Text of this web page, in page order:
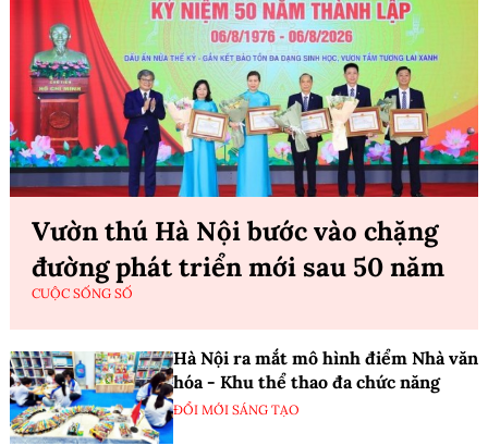
Vườn thú Hà Nội bước vào chặng
đường phát triển mới sau 50 năm
CUỘC SỐNG SỐ
Hà Nội ra mắt mô hình điểm Nhà văn
hóa - Khu thể thao đa chức năng
ĐỔI MỚI SÁNG TẠO